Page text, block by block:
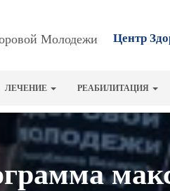
Центр
ЛЕЧЕНИЕ РЕАБИЛИТАЦИЯ